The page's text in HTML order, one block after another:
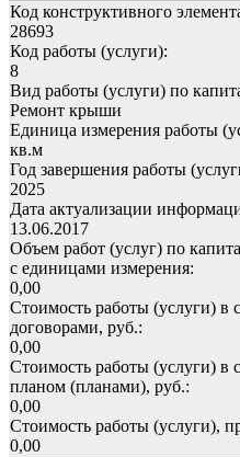
Код конструктивного
28693
Код работы (услуги):
8
Вид работы (услуги) по
Ремонт крыши
Единица измерения работы
кв.м
Год завершения работы
2025
Дата актуализации
13.06.2017
Объем работ (услуг) по
с единицами измерения:
0,00
Стоимость работы (услуги) в
договорами, руб.:
0,00
Стоимость работы (услуги) в
планом (планами), руб.:
0,00
Стоимость работы (услуги),
0,00